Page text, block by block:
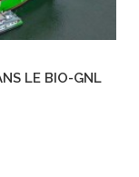
LE BIO-GNL